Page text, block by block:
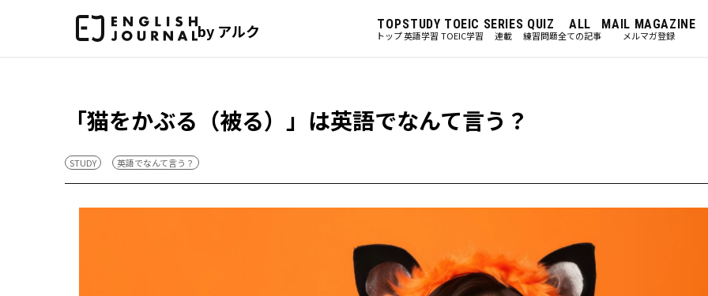
by アルク TOP
トップ
STUDY
英語学習
TOEIC
TOEIC学習
SERIES
連載
QUIZ
練習問題
ALL
全ての記事
MAIL MAGAZINE
メルマガ登録
「猫をかぶる（被る）」は英語でなんて言う？
STUDY 英語でなんて言う？